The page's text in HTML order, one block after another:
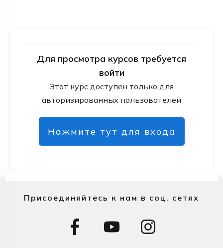
Для просмотра курсов требуется
войти
Этот курс доступен только для
авторизированных пользователей
Нажмите тут для входа
Присоединяйтесь к нам в соц. сетях